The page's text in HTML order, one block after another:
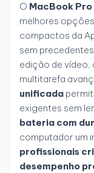
O MacBook
melhores
compactos da
sem
edição de
multitarefa
unificada
exigentes sem
bateria com
computador um
profissionais
desempenho